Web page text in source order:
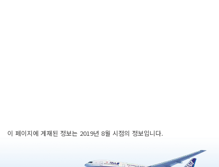
이 페이지에 게재된 정보는 2019년 8월 시점의 정보입니다.